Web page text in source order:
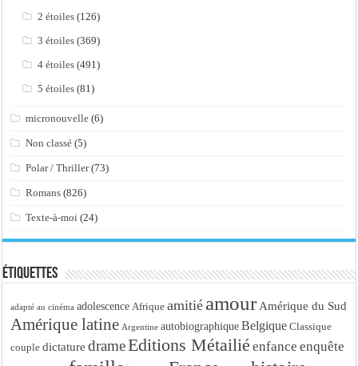
2 étoiles (126)
3 étoiles (369)
4 étoiles (491)
5 étoiles (81)
micronouvelle (6)
Non classé (5)
Polar / Thriller(73)
Romans (826)
Texte-à-moi (24)
Étiquettes
adapté au cinéma adolescence Afrique amitié amour Amérique du Sud
Amérique latine Argentine autobiographique Belgique Classique
couple dictature drameEditions Métailié enfance enquête